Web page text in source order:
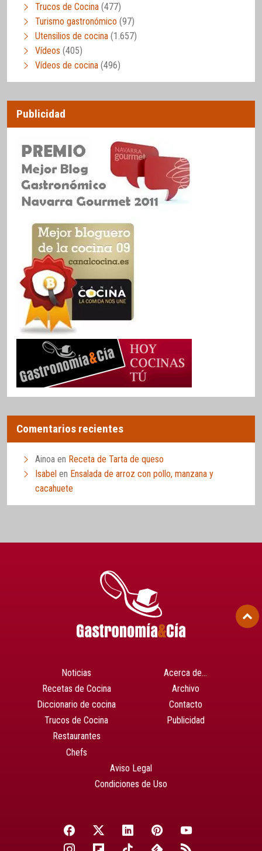
Trucos de Cocina (477)
Turismo gastronómico (97)
Utensilios de cocina (1.657)
Vídeos (405)
Vídeos de cocina (496)
Publicidad
Comentarios recientes
Ainoa en Receta de Tarta de queso
Isabel en Ensalada de arroz con pollo, manzana y
cacahuete
Noticias
Recetas de Cocina
Diccionario de cocina
Trucos de Cocina
Restaurantes
Chefs
Acerca de…
Archivo
Contacto
Publicidad
Aviso Legal
Condiciones de Uso